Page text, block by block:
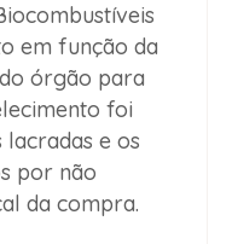
em função da
órgão para
foi
e os
por não
da compra.